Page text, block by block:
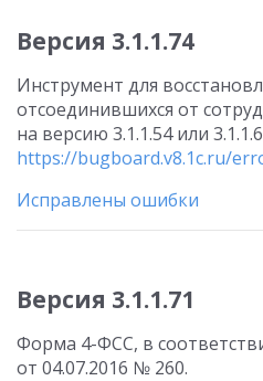
Версия 3.1.1.74
Инструмент для
отсоединившихся от
на версию 3.1.1.54 или
https://bugboard.v8.1c.ru/
Исправлены ошибки
Версия 3.1.1.71
Форма 4-ФСС, в
от 04.07.2016 № 260.